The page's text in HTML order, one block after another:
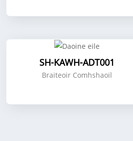
SH-KAWH-ADT001
Braiteoir Comhshaoil